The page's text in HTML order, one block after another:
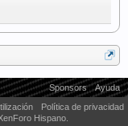
Sponsors
Ayuda
Política de privacidad
Hispano.